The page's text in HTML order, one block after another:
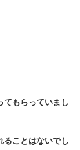
てもらっていまし
ることはないでし